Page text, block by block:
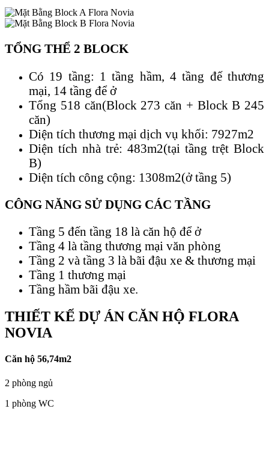
TỔNG THỂ 2 BLOCK
Có 19 tầng: 1 tầng hầm, 4 tầng đế thương
mại, 14 tầng để ở
Tổng 518 căn(Block 273 căn + Block B 245
căn)
Diện tích thương mại dịch vụ khối: 7927m2
Diện tích nhà trẻ: 483m2(tại tầng trệt Block
B)
Diện tích công cộng: 1308m2(ở tầng 5)
CÔNG NĂNG SỬ DỤNG CÁC TẦNG
Tầng 5 đến tầng 18 là căn hộ để ở
Tầng 4 là tầng thương mại văn phòng
Tầng 2 và tầng 3 là bãi đậu xe & thương mại
Tầng 1 thương mại
Tầng hầm bãi đậu xe.
THIẾT KẾ DỰ ÁN CĂN HỘ FLORA
NOVIA
Căn hộ 56,74m2
2 phòng ngủ
1 phòng WC